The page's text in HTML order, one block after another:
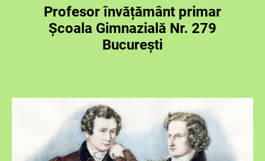
Profesor învățământ primar
Școala Gimnazială Nr. 279
București